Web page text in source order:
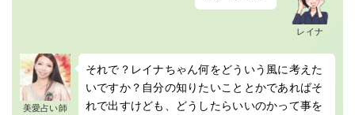
レイナ
美愛占い師
それで？レイナちゃん何をどういう風に考えた
いですか？自分の知りたいこととかであればそ
れで出すけども、どうしたらいいのかって事を